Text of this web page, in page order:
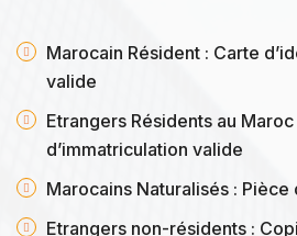
Marocain Résident : Carte
valide
Etrangers Résidents au
d’immatriculation valide
Marocains Naturalisés : Pièce
Etrangers non-résidents :